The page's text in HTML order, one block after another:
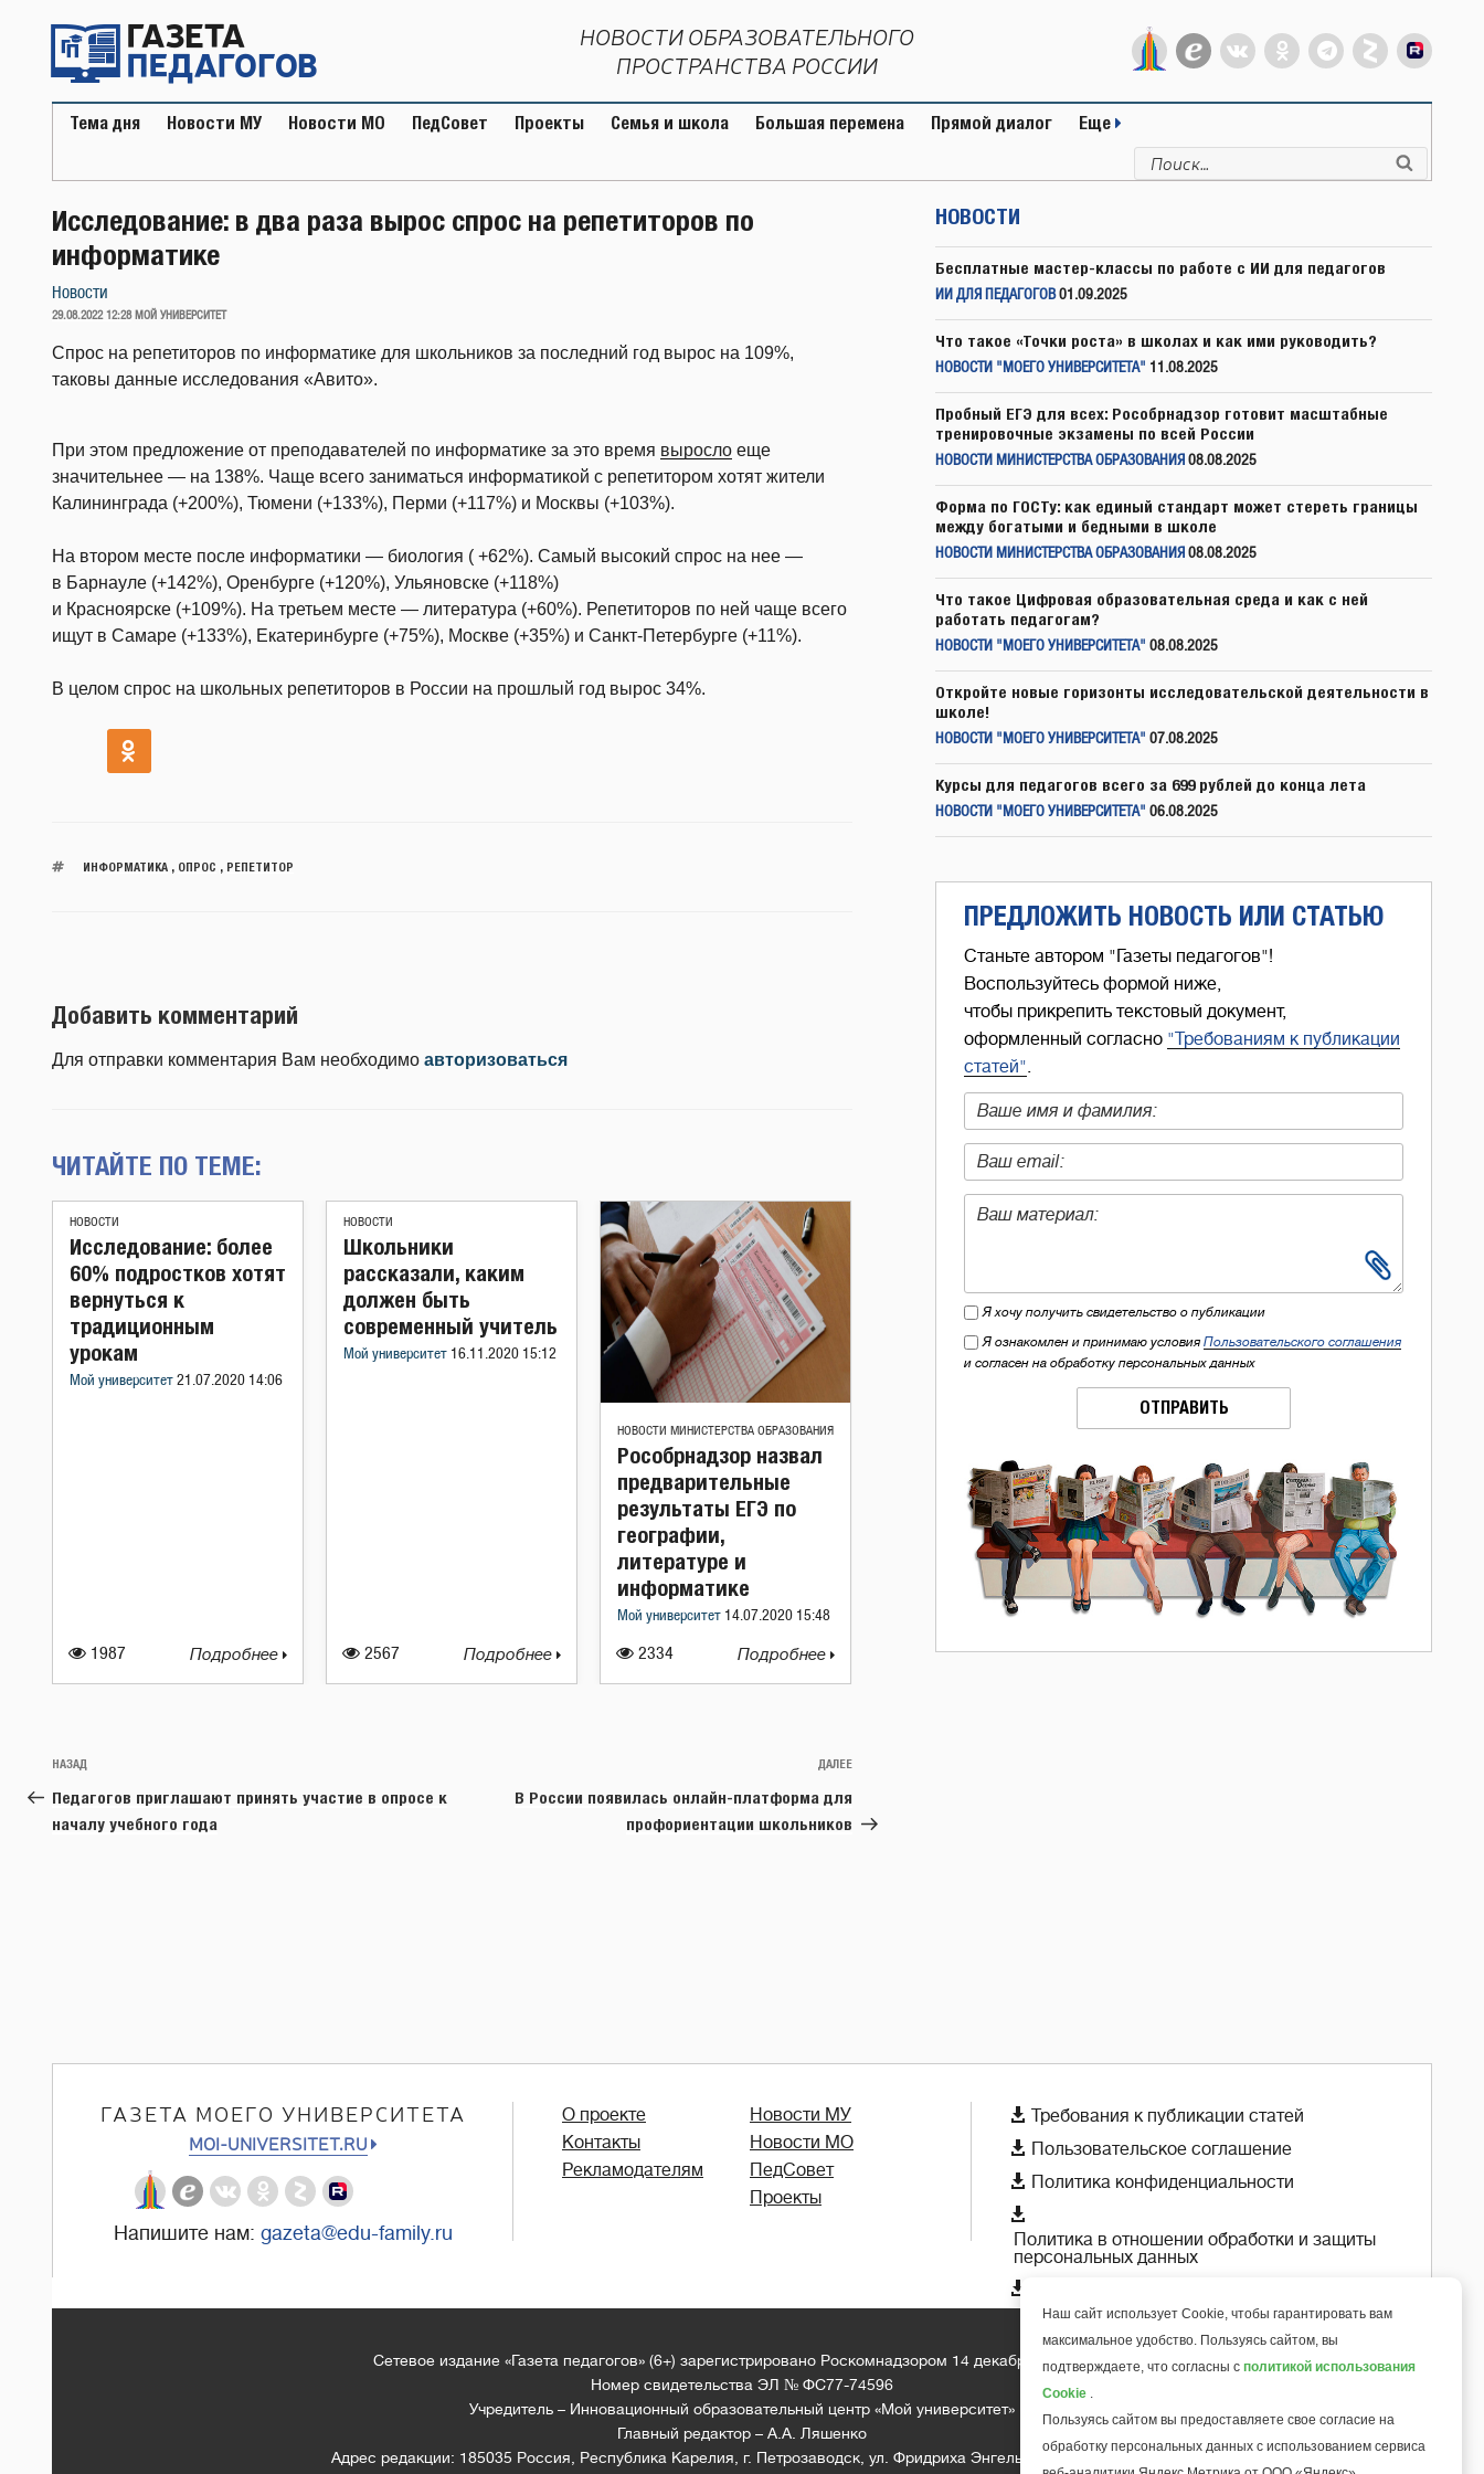
содержимому
НОВОСТИ ОБРАЗОВАТЕЛЬНОГО
ПРОСТРАНСТВА РОССИИ
Тема дня Новости МУ Новости МО ПедСовет Проекты Семья и школа Большая перемена Прямой диалог Еще
Искать:
Исследование: в два раза вырос спрос на репетиторов по
информатике
Новости
ОПУБЛИКОВАНО
29.08.2022 12:28 МОЙ УНИВЕРСИТЕТ
Спрос на репетиторов по информатике для школьников за последний год вырос на 109%,
таковы данные исследования «Авито».
При этом предложение от преподавателей по информатике за это время выросло еще
значительнее — на 138%. Чаще всего заниматься информатикой с репетитором хотят жители
Калининграда (+200%), Тюмени (+133%), Перми (+117%) и Москвы (+103%).
На втором месте после информатики — биология ( +62%). Самый высокий спрос на нее —
в Барнауле (+142%), Оренбурге (+120%), Ульяновске (+118%)
и Красноярске (+109%). На третьем месте — литература (+60%). Репетиторов по ней чаще всего
ищут в Самаре (+133%), Екатеринбурге (+75%), Москве (+35%) и Санкт-Петербурге (+11%).
В целом спрос на школьных репетиторов в России на прошлый год вырос 34%.
ИНФОРМАТИКА, ОПРОС РЕПЕТИТОР
Добавить комментарий
Для отправки комментария Вам необходимо авторизоваться
ЧИТАЙТЕ ПО ТЕМЕ:
НОВОСТИ
1987
Исследование: более
60% подростков хотят
вернуться к
традиционным
урокам
Мой университет 21.07.2020 14:06
Подробнее
НОВОСТИ
2567
Школьники
рассказали, каким
должен быть
современный учитель
Мой университет 16.11.2020 15:12
Подробнее
НОВОСТИ МИНИСТЕРСТВА ОБРАЗОВАНИЯ
2334
Рособрнадзор назвал
предварительные
результаты ЕГЭ по
географии,
литературе и
информатике
Мой университет 14.07.2020 15:48
Подробнее
Навигация
по
записям
Предыдущая
запись:
НАЗАД
Педагогов приглашают принять участие в опросе к
началу учебного года
Следующая
ДАЛЕЕ
В России появилась онлайн-платформа для
профориентации школьников
НОВОСТИ
Бесплатные мастер-классы по работе с ИИ для педагогов
ИИ ДЛЯ ПЕДАГОГОВ 01.09.2025
Что такое «Точки роста» в школах и как ими руководить?
НОВОСТИ "МОЕГО УНИВЕРСИТЕТА" 11.08.2025
Пробный ЕГЭ для всех: Рособрнадзор готовит масштабные
тренировочные экзамены по всей России
НОВОСТИ МИНИСТЕРСТВА ОБРАЗОВАНИЯ 08.08.2025
Форма по ГОСТу: как единый стандарт может стереть границы
между богатыми и бедными в школе
НОВОСТИ МИНИСТЕРСТВА ОБРАЗОВАНИЯ 08.08.2025
Что такое Цифровая образовательная среда и как с ней
работать педагогам?
НОВОСТИ "МОЕГО УНИВЕРСИТЕТА" 08.08.2025
Откройте новые горизонты исследовательской деятельности в
школе!
НОВОСТИ "МОЕГО УНИВЕРСИТЕТА" 07.08.2025
Курсы для педагогов всего за 699 рублей до конца лета
НОВОСТИ "МОЕГО УНИВЕРСИТЕТА" 06.08.2025
ПРЕДЛОЖИТЬ НОВОСТЬ ИЛИ СТАТЬЮ
Станьте автором "Газеты педагогов"!
Воспользуйтесь формой ниже,
чтобы прикрепить текстовый документ,
оформленный согласно "Требованиям к публикации
статей".
Я хочу получить свидетельство о публикации
Я ознакомлен и принимаю условия Пользовательского соглашения
и согласен на обработку персональных данных
ОТПРАВИТЬ
ГАЗЕТА МОЕГО УНИВЕРСИТЕТА
MOI-UNIVERSITET.RU
Напишите нам: gazeta@edu-family.ru
О проекте
Контакты
Рекламодателям
Новости МУ
Новости МО
ПедСовет
Проекты
 Требования к публикации статей
 Пользовательское соглашение
 Политика конфиденциальности

Политика в отношении обработки и защиты
персональных данных

Сетевое издание «Газета педагогов» (6+) зарегистрировано Роскомнадзором 14 декабря 2018 года
Номер свидетельства ЭЛ № ФС77-74596
Учредитель – Инновационный образовательный центр «Мой университет»
Главный редактор – А.А. Ляшенко
Адрес редакции: 185035 Россия, Республика Карелия, г. Петрозаводск, ул. Фридриха Энгельса д.10, офис 211
6+
Наш сайт использует Cookie, чтобы гарантировать вам
максимальное удобство. Пользуясь сайтом, вы
подтверждаете, что согласны с политикой использования
Cookie .
Пользуясь сайтом вы предоставляете свое согласие на
обработку персональных данных с использованием сервиса